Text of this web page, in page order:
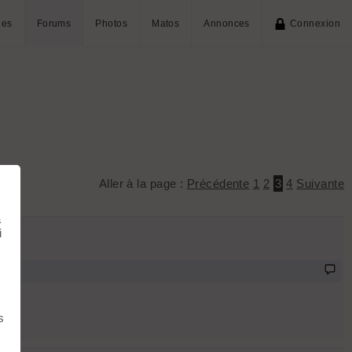
Forums Photos Matos Annonces Connexion
Aller à la page : Précédente 1 2 3 4 Suivante